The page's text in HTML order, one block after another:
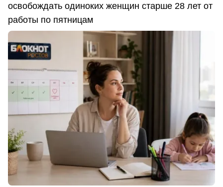
освобождать одиноких женщин старше 28 лет от
работы по пятницам